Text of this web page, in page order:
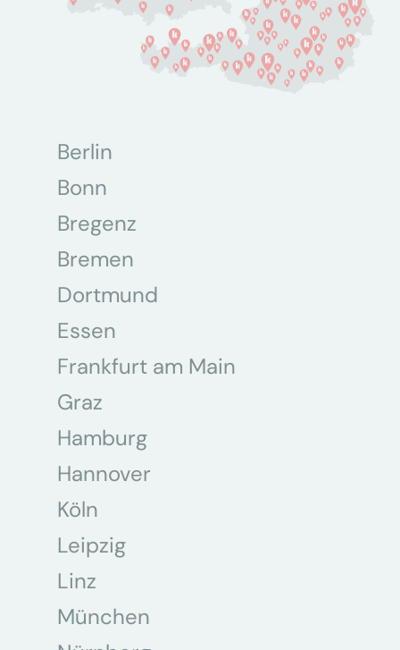
Berlin
Bonn
Bregenz
Bremen
Dortmund
Essen
Frankfurt am Main
Graz
Hamburg
Hannover
Köln
Leipzig
Linz
München